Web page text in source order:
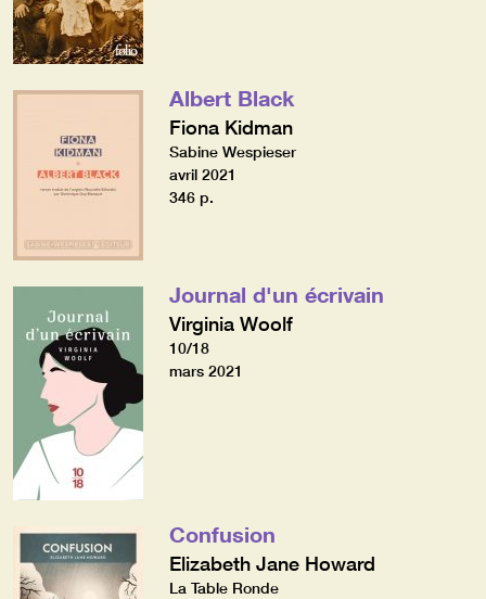
Albert Black
Fiona Kidman
Sabine Wespieser
avril 2021
346 p.
Journal d'un écrivain
Virginia Woolf
10/18
mars 2021
Confusion
Elizabeth Jane Howard
La Table Ronde